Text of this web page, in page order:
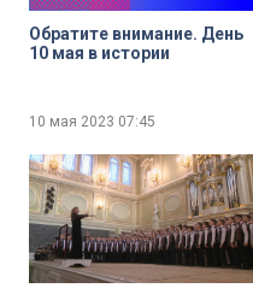
Обратите внимание. День
10 мая в истории
10 мая 2023 07:45